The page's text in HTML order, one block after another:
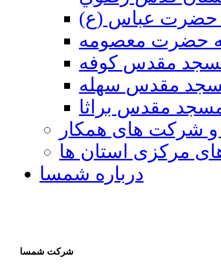
حضرت عباس (ع)
حضرت معصومه
مقدس كوفه
مقدس سهله
مقدس براثا
و شرکت های همکار
مرکزی استان ها
درباره شمسا
شرکت شمسا